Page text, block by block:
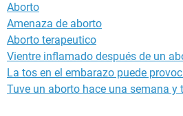
Aborto
Amenaza de aborto
Aborto terapeutico
Vientre inflamado después de un
La tos en el embarazo puede
Tuve un aborto hace una semana y